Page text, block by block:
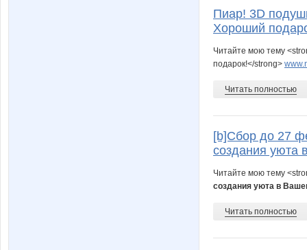
Пиар! 3D
Хороший
Читайте мою тему
подарок!</strong>
Читать полностью
[b]Сбор до 27
создания уюта
Читайте мою тему
создания уюта в
Читать полностью